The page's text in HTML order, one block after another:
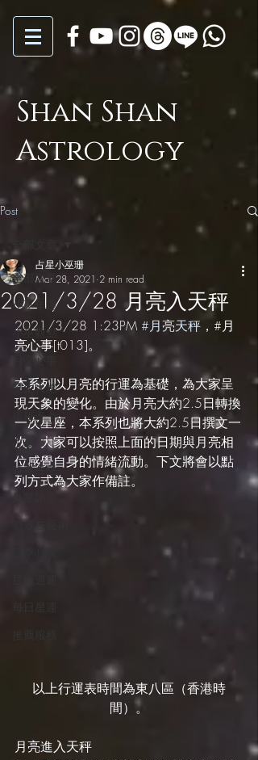
Shan Shan
Astrology
Post
全部文章
小巫年運
小巫觀點
月亮心事
雙生火焰
塔羅占卜
占星101
時事占星
外星訊息
遊走在藝術
2021/3/28 月亮入天秤
占星小巫珊
Mar 28, 2021 2 min read
2021/3/28 1:23PM #月亮天秤 ，#月
亮心事[t013]。
本系列以月亮的行運為基礎，為大家呈
現天象的變化。由於月亮大約2.5日轉換
一次星座，本系列也將大約2.5日撰文一
次。大家可以按照上面的日期與月亮相
位感覺自身的情緒流動。下文將會以點
列方式為大家作備註。
以上行運表時間為東八區（香港時
間）。
月亮進入天秤